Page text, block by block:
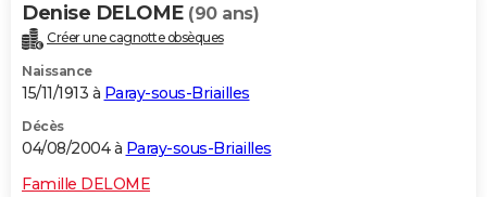
Denise DELOME (90 ans)
Créer une cagnotte obsèques
Naissance
15/11/1913 à Paray-sous-Briailles
Décès
04/08/2004 à Paray-sous-Briailles
Famille DELOME